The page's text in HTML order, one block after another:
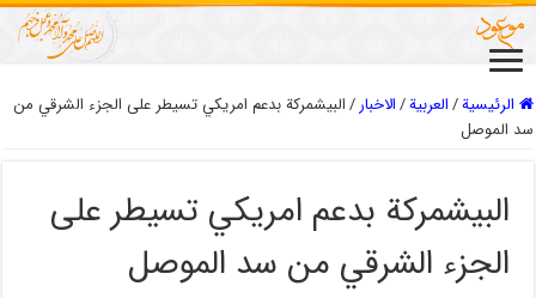
الرئيسية/العربیة/الاخبار/البيشمركة بدعم امريكي تسيطر على الجزء الشرقي من
سد الموصل
البيشمركة بدعم امريكي تسيطر على
الجزء الشرقي من سد الموصل